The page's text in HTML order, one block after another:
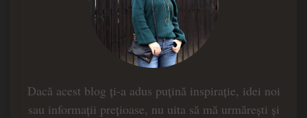
Dacă acest blog ți-a adus puțină inspirație, idei noi
sau informații prețioase, nu uita să mă urmărești și